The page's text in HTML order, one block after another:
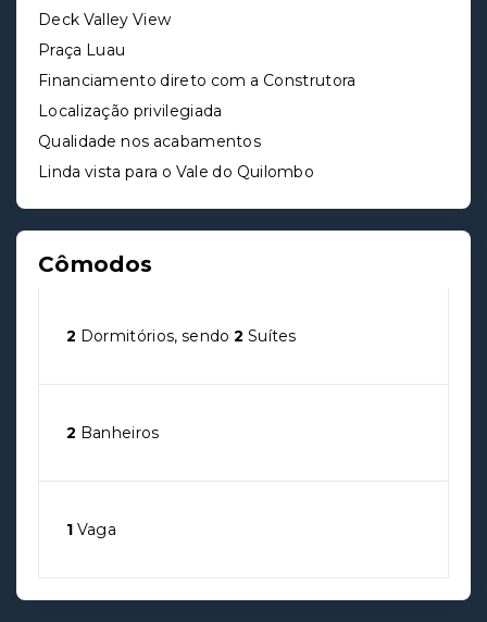
Deck Valley View
Praça Luau
Financiamento direto com a Construtora
Localização privilegiada
Qualidade nos acabamentos
Linda vista para o Vale do Quilombo
Cômodos
2 Dormitórios, sendo2 Suítes
2 Banheiros
1 Vaga